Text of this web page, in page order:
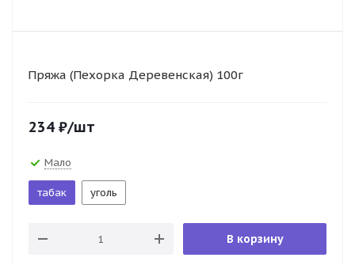
Пряжа (Пехорка Деревенская) 100г
234 ₽/шт
Мало
табак уголь
В корзину